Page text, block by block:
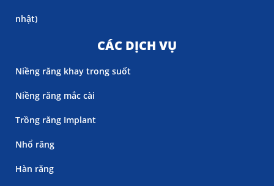
nhật)
CÁC DỊCH VỤ
Niềng răng khay trong suốt
Niềng răng mắc cài
Trồng răng Implant
Nhổ răng
Hàn răng